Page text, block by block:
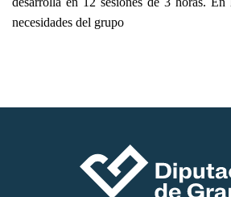
necesidades del grupo